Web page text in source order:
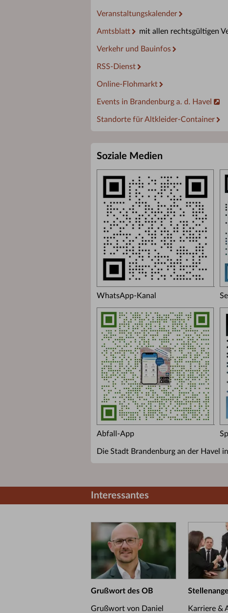
Veranstaltungskalender
Amtsblatt mit allen rechtsgültigen
Verkehr und Bauinfos
RSS-Dienst
Online-Flohmarkt
Events in Brandenburg a. d. Havel
Standorte für Altkleider-Container
Soziale Medien
WhatsApp-Kanal
Abfall-App
Die Stadt Brandenburg an der Havel
Interessantes
Grußwort des OB
Grußwort von Daniel Karriere &